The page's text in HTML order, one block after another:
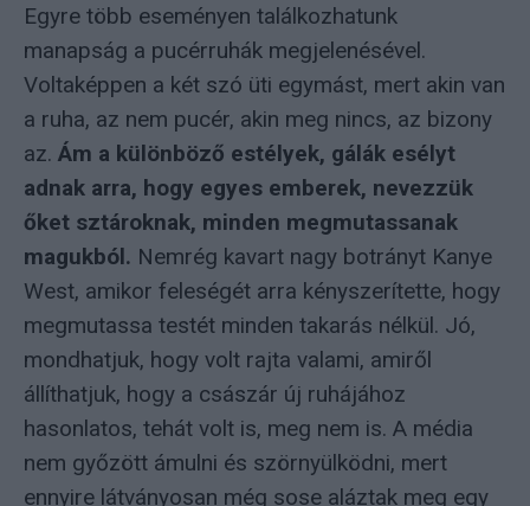
Egyre több eseményen találkozhatunk
manapság a pucérruhák megjelenésével.
Voltaképpen a két szó üti egymást, mert akin van
a ruha, az nem pucér, akin meg nincs, az bizony
az. Ám a különböző estélyek, gálák esélyt
adnak arra, hogy egyes emberek, nevezzük
őket sztároknak, minden megmutassanak
magukból. Nemrég kavart nagy botrányt Kanye
West, amikor feleségét arra kényszerítette, hogy
megmutassa testét minden takarás nélkül. Jó,
mondhatjuk, hogy volt rajta valami, amiről
állíthatjuk, hogy a császár új ruhájához
hasonlatos, tehát volt is, meg nem is. A média
nem győzött ámulni és szörnyülködni, mert
ennyire látványosan még sose aláztak meg egy